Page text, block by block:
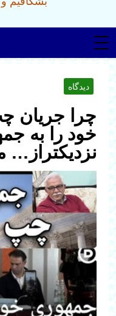
دیدگاه
چرا جریان
خود را به
نزدیکتراز…